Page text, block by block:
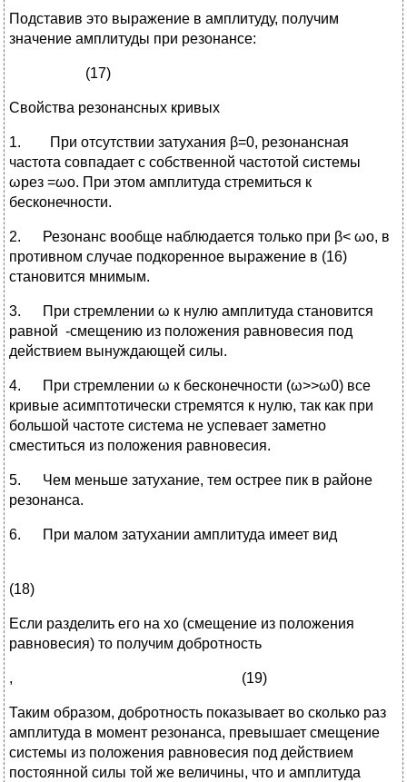
Подставив это выражение в амплитуду, получим
значение амплитуды при резонансе:
(17)
Свойства резонансных кривых
1. При отсутствии затухания β=0, резонансная
частота совпадает с собственной частотой системы
ωрез =ωо. При этом амплитуда стремиться к
бесконечности.
2. Резонанс вообще наблюдается только при β< ωо, в
противном случае подкоренное выражение в (16)
становится мнимым.
3. При стремлении ω к нулю амплитуда становится
равной -смещению из положения равновесия под
действием вынуждающей силы.
4. При стремлении ω к бесконечности (ω>>ω0) все
кривые асимптотически стремятся к нулю, так как при
большой частоте система не успевает заметно
сместиться из положения равновесия.
5. Чем меньше затухание, тем острее пик в районе
резонанса.
6. При малом затухании амплитуда имеет вид
(18)
Если разделить его на хо (смещение из положения
равновесия) то получим добротность
, (19)
Таким образом, добротность показывает во сколько раз
амплитуда в момент резонанса, превышает смещение
системы из положения равновесия под действием
постоянной силы той же величины, что и амплитуда